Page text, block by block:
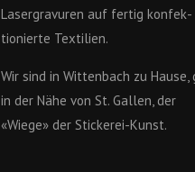
Lasergravuren auf fertig konfek­
tionierte Textilien.
Wir sind in Wittenbach zu Hause,
in der Nähe von St. Gallen, der
«Wiege» der Stickerei-Kunst.